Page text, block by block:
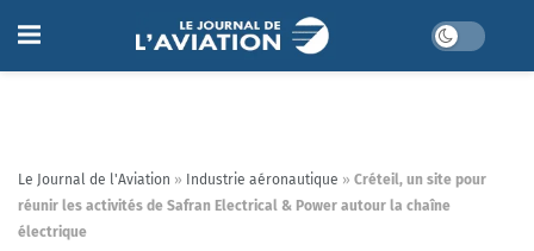
Le Journal de l'Aviation » Industrie aéronautique » Créteil, un site pour
réunir les activités de Safran Electrical & Power autour la chaîne
électrique